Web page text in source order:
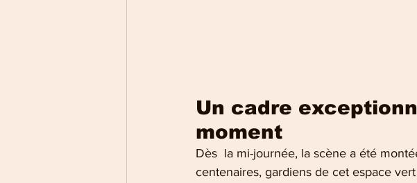
Un cadre
moment
Dès  la mi-journée, la scène a été
centenaires, gardiens de cet espace